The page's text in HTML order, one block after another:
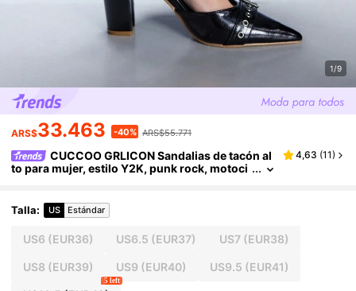
1/9
ARS$33.463 -40% ARS$55.771
CUCCOO GRLICON Sandalias de tacón al
to para mujer, estilo Y2K, punk rock, motoci
4,63 (11)
Talla: US Estándar
US6 (EUR36) US6.5 (EUR37) US7(EUR38)
US8 (EUR39) US9 (EUR40) US9.5 (EUR41)
5 left